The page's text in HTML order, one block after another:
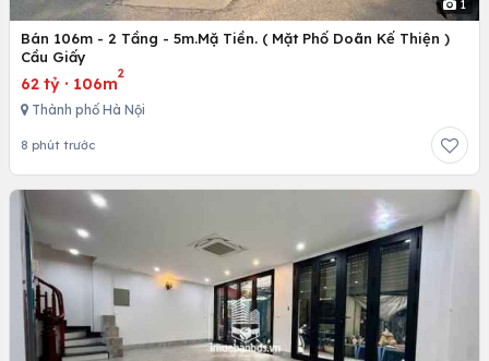
1
Bán 106m - 2 Tầng - 5m.Mặ Tiền. ( Mặt Phố Doãn Kế Thiện )
Cầu Giấy
62 tỷ · 106m
2
Thành phố Hà Nội
8 phút trước